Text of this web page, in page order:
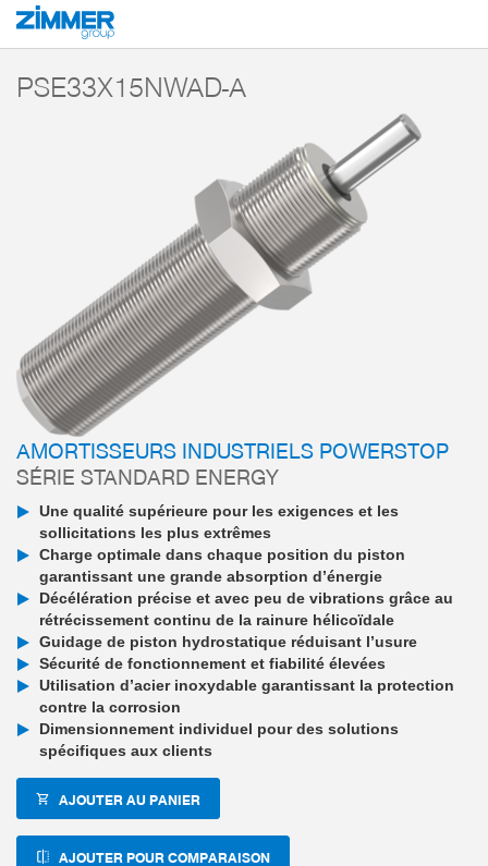
Démarrage Produits
PSE33X15NWAD-A
AMORTISSEURS INDUSTRIELS POWERSTOP
SÉRIE STANDARD ENERGY
Une qualité supérieure pour les exigences et les
sollicitations les plus extrêmes
Charge optimale dans chaque position du piston
garantissant une grande absorption d’énergie
Décélération précise et avec peu de vibrations grâce au
rétrécissement continu de la rainure hélicoïdale
Guidage de piston hydrostatique réduisant l’usure
Sécurité de fonctionnement et fiabilité élevées
Utilisation d’acier inoxydable garantissant la protection
contre la corrosion
Dimensionnement individuel pour des solutions
spécifiques aux clients
AJOUTER AU PANIER
AJOUTER POUR COMPARAISON